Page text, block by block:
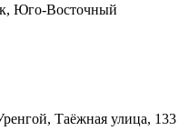
Юго-Восточный
Таёжная улица, 133